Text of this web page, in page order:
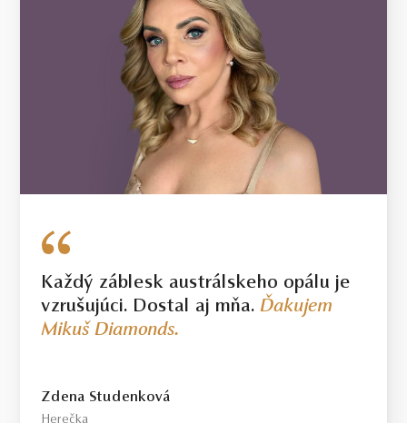
Každý záblesk austrálskeho opálu je
vzrušujúci. Dostal aj mňa.Ďakujem
Mikuš Diamonds.
Zdena Studenková
Herečka